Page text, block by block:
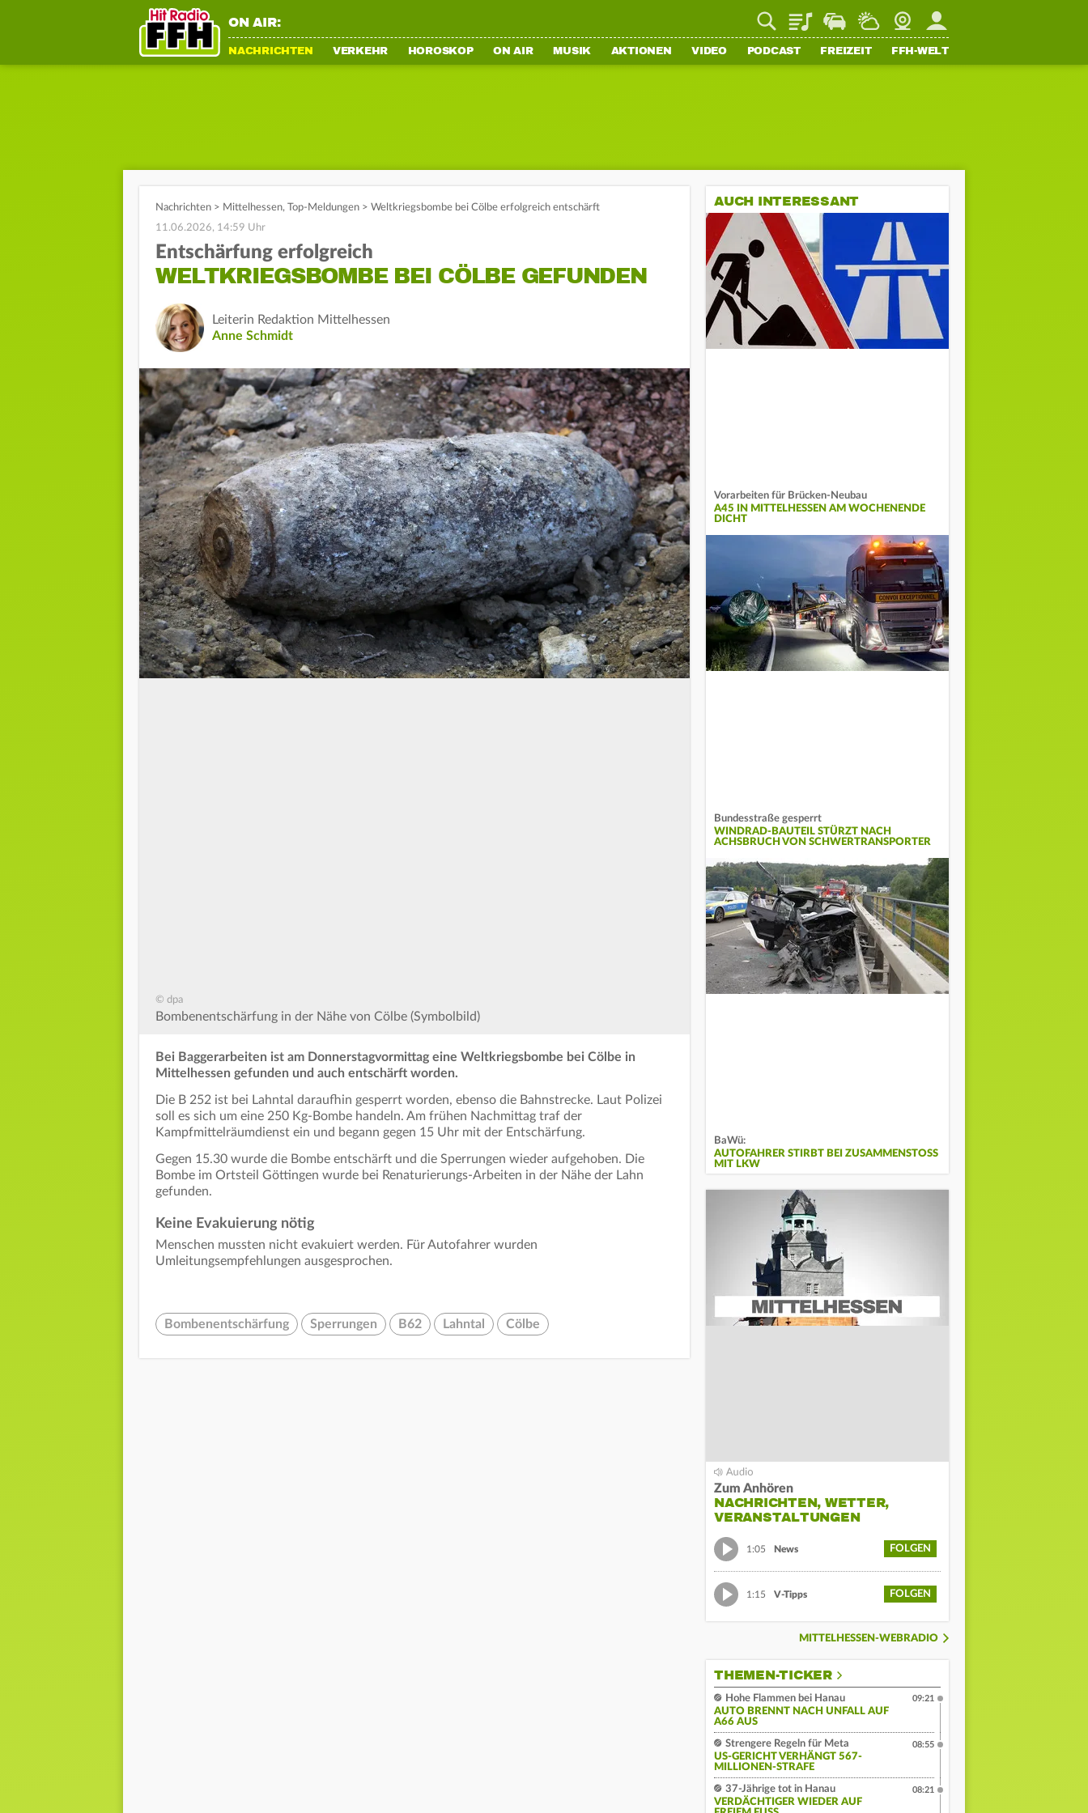
ON AIR: PlaylistStaupilotWetterWebcamMein FFH
NACHRICHTEN VERKEHR HOROSKOP ON AIR MUSIK AKTIONEN VIDEO PODCAST FREIZEIT FFH-WELT
Nachrichten > Mittelhessen, Top-Meldungen > Weltkriegsbombe bei Cölbe erfolgreich entschärft
11.06.2026, 14:59 Uhr
Entschärfung erfolgreich
WELTKRIEGSBOMBE BEI CÖLBE GEFUNDEN
Leiterin Redaktion Mittelhessen
Anne Schmidt
© dpa
Bombenentschärfung in der Nähe von Cölbe (Symbolbild)
Bei Baggerarbeiten ist am Donnerstagvormittag eine Weltkriegsbombe bei Cölbe in
Mittelhessen gefunden und auch entschärft worden.
Die B 252 ist bei Lahntal daraufhin gesperrt worden, ebenso die Bahnstrecke. Laut Polizei
soll es sich um eine 250 Kg-Bombe handeln. Am frühen Nachmittag traf der
Kampfmittelräumdienst ein und begann gegen 15 Uhr mit der Entschärfung.
Gegen 15.30 wurde die Bombe entschärft und die Sperrungen wieder aufgehoben. Die
Bombe im Ortsteil Göttingen wurde bei Renaturierungs-Arbeiten in der Nähe der Lahn
gefunden.
Keine Evakuierung nötig
Menschen mussten nicht evakuiert werden. Für Autofahrer wurden
Umleitungsempfehlungen ausgesprochen.
Bombenentschärfung Sperrungen B62 Lahntal Cölbe
AUCH INTERESSANT
Vorarbeiten für Brücken-Neubau
A45 IN MITTELHESSEN AM WOCHENENDE
DICHT
Bundesstraße gesperrt
WINDRAD-BAUTEIL STÜRZT NACH
ACHSBRUCH VON SCHWERTRANSPORTER
BaWü:
AUTOFAHRER STIRBT BEI ZUSAMMENSTOSS M
IT LKW
Zum Anhören
NACHRICHTEN, WETTER,
VERANSTALTUNGEN
1:05 News FOLGEN
1:15 V-Tipps FOLGEN
MITTELHESSEN-WEBRADIO
THEMEN-TICKER
Hohe Flammen bei Hanau
AUTO BRENNT NACH UNFALL AUF
A66 AUS
09:21
Strengere Regeln für Meta
US-GERICHT VERHÄNGT 567-
MILLIONEN-STRAFE
08:55
37-Jährige tot in Hanau
VERDÄCHTIGER WIEDER AUF
08:21